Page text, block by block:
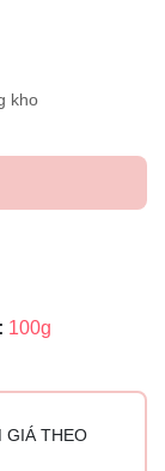
kho
100g
GIÁ THEO